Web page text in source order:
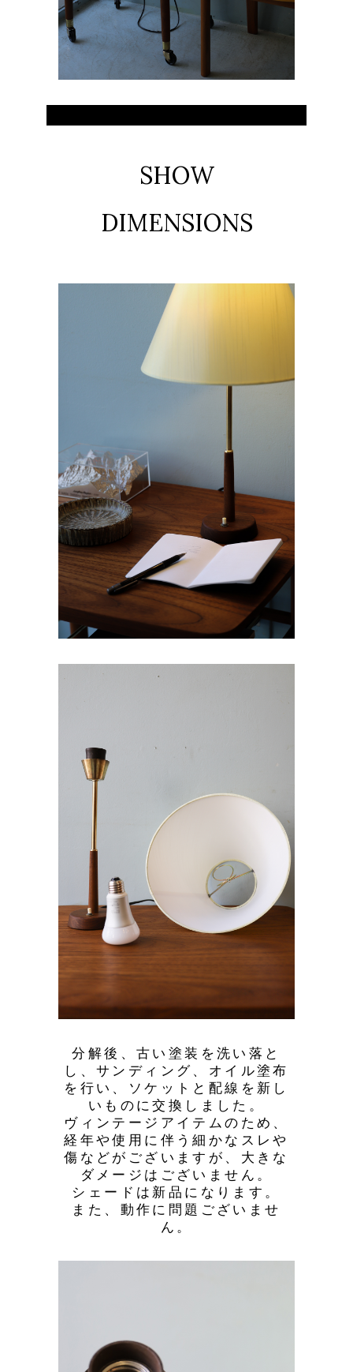
SHOW
DIMENSIONS
分解後、古い塗装を洗い落と
し、サンディング、オイル塗布
を行い、ソケットと配線を新し
いものに交換しました。
ヴィンテージアイテムのため、
経年や使用に伴う細かなスレや
傷などがございますが、大きな
ダメージはございません。
シェードは新品になります。
また、動作に問題ございませ
ん。